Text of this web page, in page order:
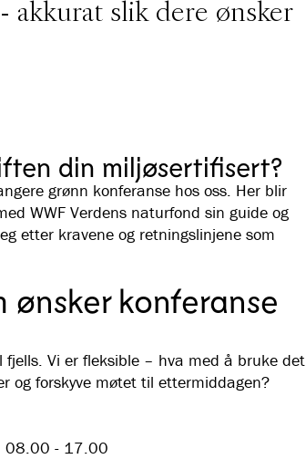
akkurat slik dere ønsker
din miljøsertifisert?
grønn konferanse hos oss. Her blir
WWF Verdens naturfond sin guide og
etter kravene og retningslinjene som
ønsker konferanse
Vi er fleksible – hva med å bruke det
og forskyve møtet til ettermiddagen?
08.00 - 17.00